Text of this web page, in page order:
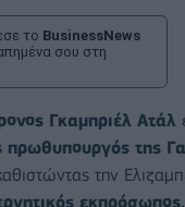
το BusinessNews
σου στη
Γκαμπριέλ Ατάλ
πρωθυπουργός της
την